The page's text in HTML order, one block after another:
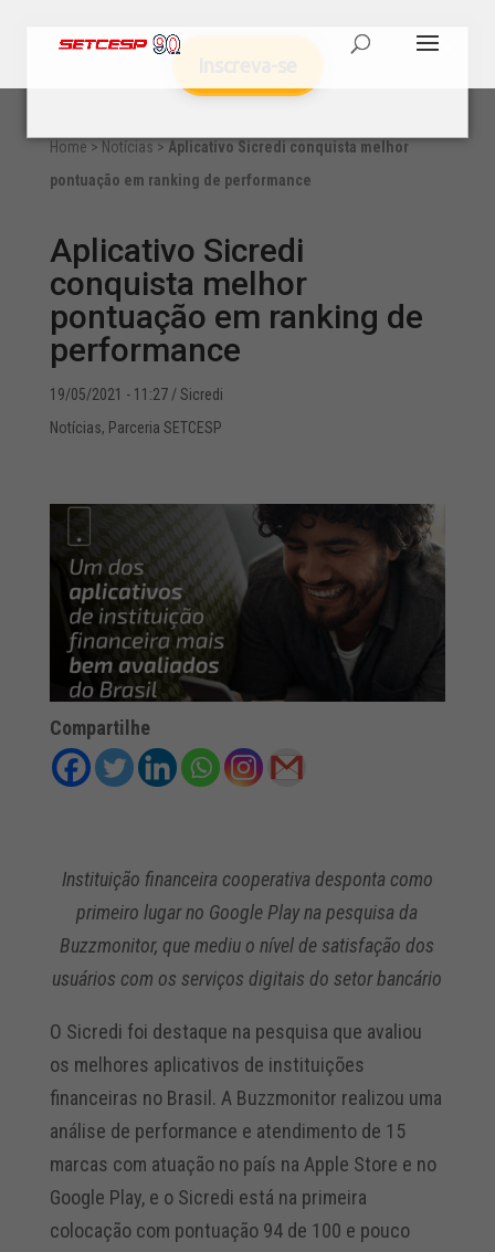
Home > Notícias > Aplicativo Sicredi conquista melhor
pontuação em ranking de performance
Aplicativo Sicredi
conquista melhor
pontuação em ranking de
performance
19/05/2021 - 11:27/ Sicredi
Notícias, Parceria SETCESP
Compartilhe
Instituição financeira cooperativa desponta como
primeiro lugar no Google Play na pesquisa da
Buzzmonitor, que mediu o nível de satisfação dos
usuários com os serviços digitais do setor bancário
O Sicredi foi destaque na pesquisa que avaliou
os melhores aplicativos de instituições
financeiras no Brasil. A Buzzmonitor realizou uma
análise de performance e atendimento de 15
marcas com atuação no país na Apple Store e no
Google Play, e o Sicredi está na primeira
colocação com pontuação 94 de 100 e pouco